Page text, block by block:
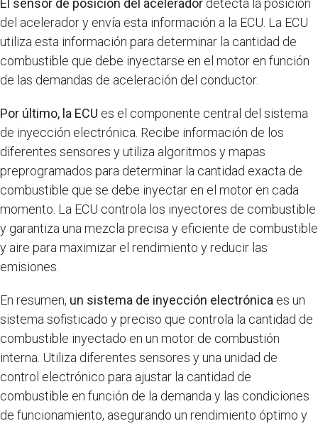
El sensor de posición del acelerador detecta la posición
del acelerador y envía esta información a la ECU. La ECU
utiliza esta información para determinar la cantidad de
combustible que debe inyectarse en el motor en función
de las demandas de aceleración del conductor.
Por último, la ECU es el componente central del sistema
de inyección electrónica. Recibe información de los
diferentes sensores y utiliza algoritmos y mapas
preprogramados para determinar la cantidad exacta de
combustible que se debe inyectar en el motor en cada
momento. La ECU controla los inyectores de combustible
y garantiza una mezcla precisa y eficiente de combustible
y aire para maximizar el rendimiento y reducir las
emisiones.
En resumen, un sistema de inyección electrónica es un
sistema sofisticado y preciso que controla la cantidad de
combustible inyectado en un motor de combustión
interna. Utiliza diferentes sensores y una unidad de
control electrónico para ajustar la cantidad de
combustible en función de la demanda y las condiciones
de funcionamiento, asegurando un rendimiento óptimo y